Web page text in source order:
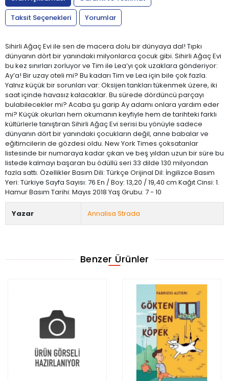
Taksit Seçenekleri
Yorumlar
Sihirli Ağaç Evi ile sen de macera dolu bir dünyaya dal! Tıpkı
dünyanın dört bir yanındaki milyonlarca çocuk gibi. Sihirli Ağaç Evi
bu kez sınırları zorluyor ve Tim ile Lea’yı çok uzaklara gönderiyor:
Ay’a! Bir uzay oteli mi? Bu kadarı Tim ve Lea için bile çok fazla.
Yalnız küçük bir sorunları var: Oksijen tankları tükenmek üzere, iki
saat içinde havasız kalacaklar. Bu sürede dördüncü parçayı
bulabilecekler mi? Acaba şu garip Ay adamı onlara yardım eder
mi? Küçük okurları hem okumanın keyfiyle hem de tarihteki farklı
kültürlerle tanıştıran Sihirli Ağaç Evi serisi bu yönüyle sadece
dünyanın dört bir yanındaki çocukların değil, anne babalar ve
eğitimcilerin de gözdesi oldu. New York Times çoksatanlar
listesinde bir numaraya kadar çıkan ve beş yıldan uzun bir süre bu
listede kalmayı başaran bu ödüllü seri 33 dilde 130 milyondan
fazla sattı. Özellikler Basım Dili: Türkçe Orijinal Dil: İngilizce Basım
Yeri: Türkiye Sayfa Sayısı: 76 En / Boy: 13,20 / 19,40 cm Kağıt Cinsi: 1.
Hamur Basım Tarihi: Mayıs 2018 Yaş Grubu: 7 - 10
Yazar Annalisa Strada
Benzer Ürünler